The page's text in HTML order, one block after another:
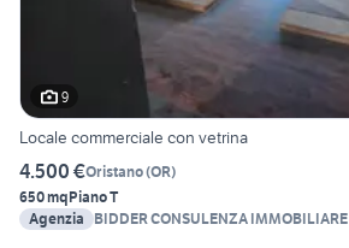
9
Locale commerciale con vetrina
4.500 €Oristano(OR)
650 mqPiano T
Agenzia
BIDDER CONSULENZA IMMOBILIARE